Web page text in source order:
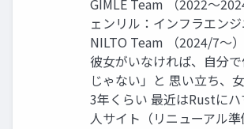
GIMLE Team （2022～
ェンリル：インフラエン
NILTO Team （2024/7～
彼女がいなければ、自分
じゃない」と 思い立ち、
3年くらい 最近はRustに
人サイト（リニューアル